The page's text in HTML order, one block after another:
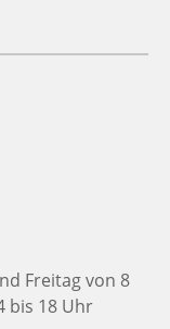
Freitag von 8
bis 18 Uhr